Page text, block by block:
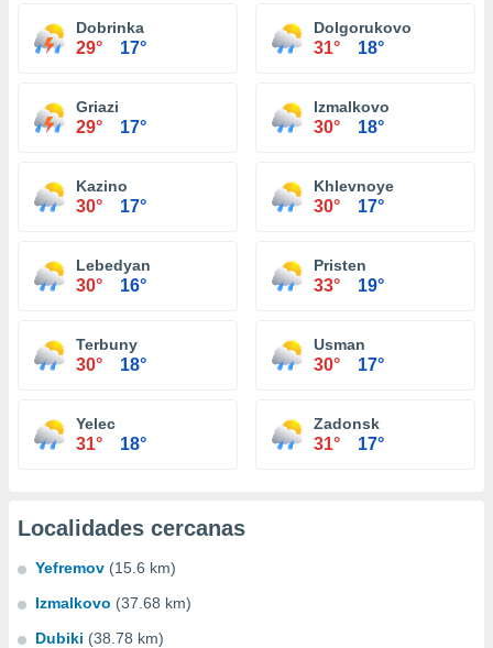
Dobrinka
29° 17°
Dolgorukovo
31° 18°
Griazi
29° 17°
Izmalkovo
30° 18°
Kazino
30° 17°
Khlevnoye
30° 17°
Lebedyan
30° 16°
Pristen
33° 19°
Terbuny
30° 18°
Usman
30° 17°
Yelec
31° 18°
Zadonsk
31° 17°
Localidades cercanas
Yefremov (15.6 km)
Izmalkovo (37.68 km)
Dubiki (38.78 km)